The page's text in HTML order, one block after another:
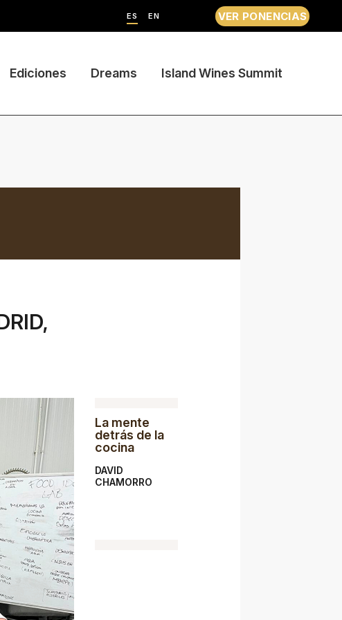
ES EN VER PONENCIAS
Ediciones Dreams Island Wines Summit
La mente
detrás de la
cocina
DAVID
CHAMORRO